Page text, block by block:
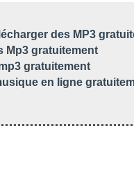
des MP3
Mp3 gratuitement
gratuitement
en ligne